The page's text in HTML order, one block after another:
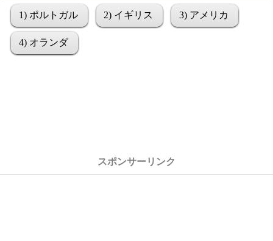
1) ポルトガル 2) イギリス 3) アメリカ
4) オランダ